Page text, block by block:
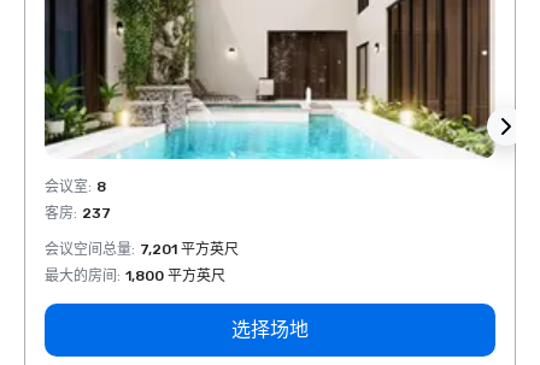
会议室: 8
客房: 237
会议空间总量: 7,201 平方英尺
最大的房间 : 1,800 平方英尺
选择场地